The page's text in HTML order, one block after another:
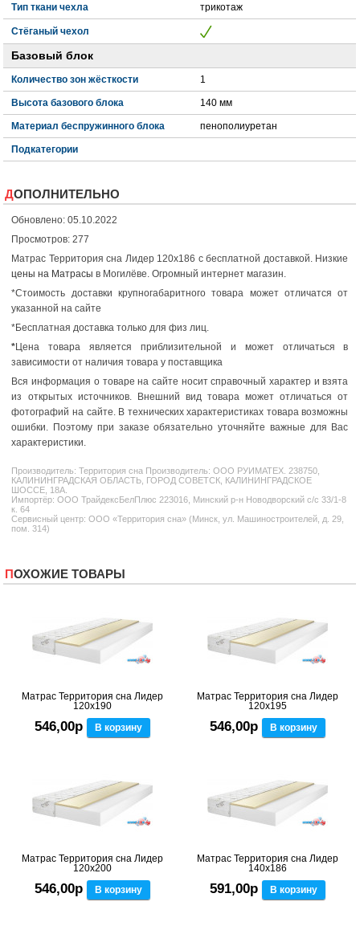
Тип ткани чехла трикотаж
Стёганый чехол
Базовый блок
Количество зон жёсткости 1
Высота базового блока 140 мм
Материал беспружинного блока пенополиуретан
Подкатегории
ДОПОЛНИТЕЛЬНО
Обновлено: 05.10.2022
Просмотров: 277
Матрас Территория сна Лидер 120x186 с бесплатной доставкой. Низкие
цены на Матрасы в Могилёве. Огромный интернет магазин.
*Стоимость доставки крупногабаритного товара может отличатся от
указанной на сайте
*Бесплатная доставка только для физ лиц.
*Цена товара является приблизительной и может отличаться в
зависимости от наличия товара у поставщика
Вся информация о товаре на сайте носит справочный характер и взята
из открытых источников. Внешний вид товара может отличаться от
фотографий на сайте. В технических характеристиках товара возможны
ошибки. Поэтому при заказе обязательно уточняйте важные для Вас
характеристики.
Производитель:Территория сна Производитель: ООО РУИМАТЕХ. 238750,
КАЛИНИНГРАДСКАЯ ОБЛАСТЬ, ГОРОД СОВЕТСК, КАЛИНИНГРАДСКОЕ
ШОССЕ, 18А.
Импортёр: ООО ТрайдексБелПлюс 223016, Минский р-н Новодворский с/с 33/1-8
к. 64
Сервисный центр: ООО «Территория сна» (Минск, ул. Машиностроителей, д. 29,
пом. 314)
ПОХОЖИЕ ТОВАРЫ
Матрас Территория сна Лидер
120x190
546,00р В корзину
Матрас Территория сна Лидер
120x195
546,00р В корзину
Матрас Территория сна Лидер
120x200
546,00р В корзину
Матрас Территория сна Лидер
140x186
591,00р В корзину